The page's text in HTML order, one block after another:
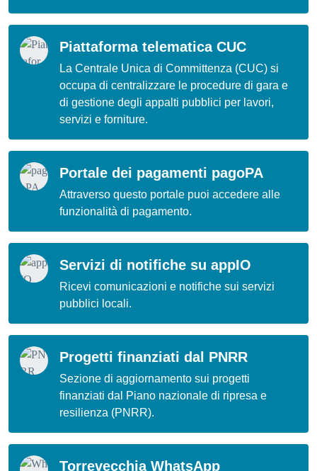
Piattaforma telematica CUC
La Centrale Unica di Committenza (CUC) si
occupa di centralizzare le procedure di gara e
di gestione degli appalti pubblici per lavori,
servizi e forniture.
Portale dei pagamenti pagoPA
Attraverso questo portale puoi accedere alle
funzionalità di pagamento.
Servizi di notifiche su appIO
Ricevi comunicazioni e notifiche sui servizi
pubblici locali.
Progetti finanziati dal PNRR
Sezione di aggiornamento sui progetti
finanziati dal Piano nazionale di ripresa e
resilienza (PNRR).
Torrevecchia WhatsApp